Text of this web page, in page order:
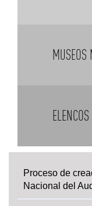
MUSEOS
Proceso de
Nacional del